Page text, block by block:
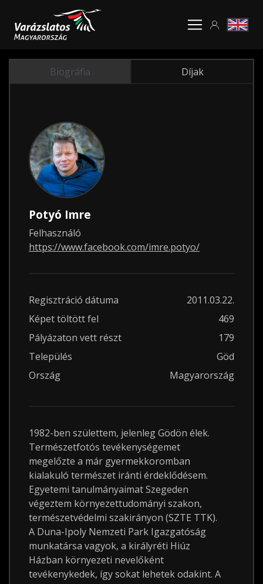
Biográfia Díjak
Potyó Imre
Felhasználó
https://www.facebook.com/imre.potyo/
Regisztráció dátuma
2011.03.22.
Képet töltött fel
469
Pályázaton vett részt
179
Település
Göd
Ország
Magyarország
1982-ben születtem, jelenleg Gödön élek.
Természetfotós tevékenységemet
megelőzte a már gyermekkoromban
kialakuló természet iránti érdeklődésem.
Egyetemi tanulmányaimat Szegeden
végeztem környezettudományi szakon,
természetvédelmi szakirányon (SZTE TTK).
A Duna-Ipoly Nemzeti Park Igazgatóság
munkatársa vagyok, a királyréti Hiúz
Házban környezeti nevelőként
tevékenykedek, így sokat lehetek odakint. A